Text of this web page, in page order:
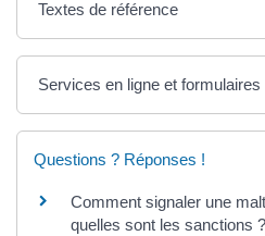
Textes de référence
Services en ligne et formulaires
Questions ? Réponses !
Comment signaler une
quelles sont les sanctions ?